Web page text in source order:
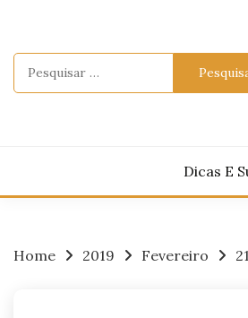
content
Dicas E
Home 2019 Fevereiro 21